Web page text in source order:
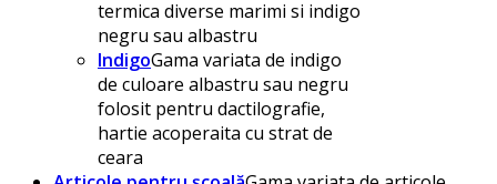
termica diverse marimi si indigo
negru sau albastru
IndigoGama variata de indigo
de culoare albastru sau negru
folosit pentru dactilografie,
hartie acoperaita cu strat de
ceara